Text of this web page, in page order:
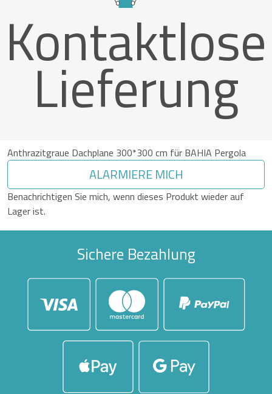
Kontaktlose
Lieferung
Anthrazitgraue Dachplane 300*300 cm für BAHIA Pergola
ALARMIERE MICH
Benachrichtigen Sie mich, wenn dieses Produkt wieder auf
Lager ist.
Sichere Bezahlung